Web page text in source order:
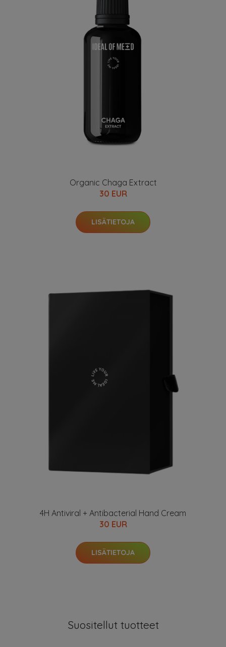
Organic Chaga Extract
30 EUR
LISÄTIETOJA
4H Antiviral + Antibacterial Hand Cream
30 EUR
LISÄTIETOJA
Suositellut tuotteet